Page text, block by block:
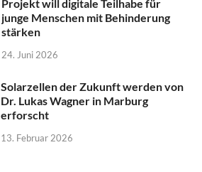
Projekt will digitale Teilhabe für
junge Menschen mit Behinderung
stärken
24. Juni 2026
Solarzellen der Zukunft werden von
Dr. Lukas Wagner in Marburg
erforscht
13. Februar 2026